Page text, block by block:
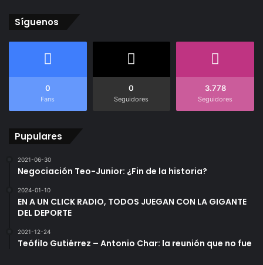
Síguenos
0
Fans
0
Seguidores
3.778
Seguidores
Pupulares
2021-06-30
Negociación Teo-Junior: ¿Fin de la historia?
2024-01-10
EN A UN CLICK RADIO, TODOS JUEGAN CON LA GIGANTE
DEL DEPORTE
2021-12-24
Teófilo Gutiérrez – Antonio Char: la reunión que no fue